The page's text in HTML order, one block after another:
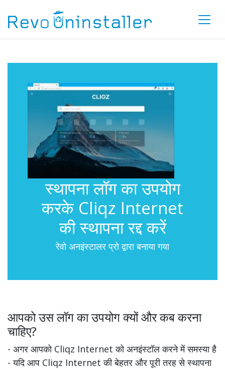
स्थापना लॉग का उपयोग
करके Cliqz Internet
की स्थापना रद्द करें
रेवो अनइंस्टालर प्रो द्वारा बनाया गया
आपको उस लॉग का उपयोग क्यों और कब करना
चाहिए?
- अगर आपको Cliqz Internet को अनइंस्टॉल करने में समस्या है
- यदि आप Cliqz Internet की बेहतर और पूरी तरह से स्थापना